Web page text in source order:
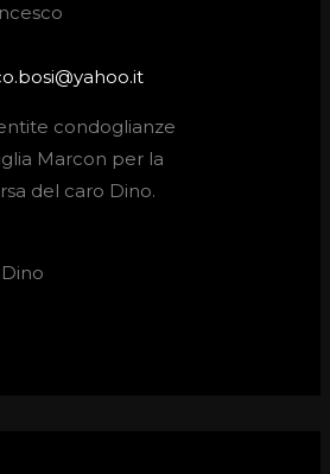
condoglianze
Marcon per la
del caro Dino.